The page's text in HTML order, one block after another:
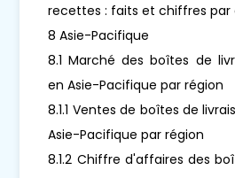
recettes : faits et chiffres par
8 Asie-Pacifique
8.1 Marché des boîtes de
en Asie-Pacifique par région
8.1.1 Ventes de boîtes de
Asie-Pacifique par région
8.1.2 Chiffre d'affaires des